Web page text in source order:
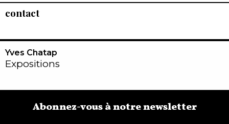
contact
Yves Chatap
Expositions
Abonnez-vous à notre newsletter